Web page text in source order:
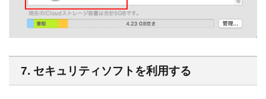
7. セキュリティソフトを利用する